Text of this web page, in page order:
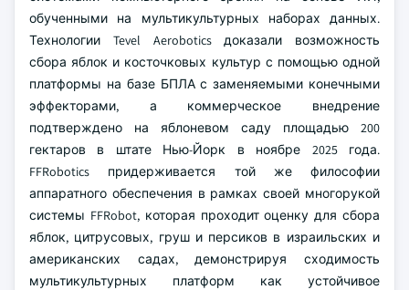
обученными на мультикультурных наборах данных.
Технологии Tevel Aerobotics доказали возможность
сбора яблок и косточковых культур с помощью одной
платформы на базе БПЛА с заменяемыми конечными
эффекторами, а коммерческое внедрение
подтверждено на яблоневом саду площадью 200
гектаров в штате Нью-Йорк в ноябре 2025 года.
FFRobotics придерживается той же философии
аппаратного обеспечения в рамках своей многорукой
системы FFRobot, которая проходит оценку для сбора
яблок, цитрусовых, груш и персиков в израильских и
американских садах, демонстрируя сходимость
мультикультурных платформ как устойчивое